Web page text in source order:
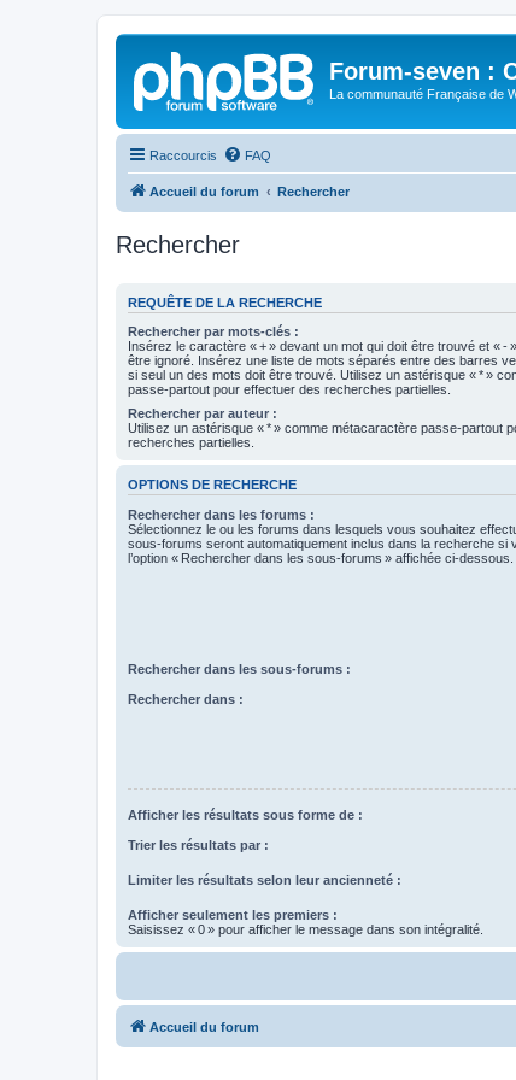
Forum-seven :
La communauté Française de
Raccourcis FAQ
Accueil du forum Rechercher
Rechercher
REQUÊTE DE LA RECHERCHE
Rechercher par mots-clés :
Insérez le caractère « + » devant un mot qui doit être trouvé et « -
être ignoré. Insérez une liste de mots séparés entre des barres
si seul un des mots doit être trouvé. Utilisez un astérisque « * »
passe-partout pour effectuer des recherches partielles.
Rechercher par auteur :
Utilisez un astérisque « * » comme métacaractère passe-partout
recherches partielles.
OPTIONS DE RECHERCHE
Rechercher dans les forums :
Sélectionnez le ou les forums dans lesquels vous souhaitez
sous-forums seront automatiquement inclus dans la recherche si
l’option « Rechercher dans les sous-forums » affichée ci-dessous.
Rechercher dans les sous-forums :
Rechercher dans :
Afficher les résultats sous forme de :
Trier les résultats par :
Limiter les résultats selon leur ancienneté :
Afficher seulement les premiers :
Saisissez « 0 » pour afficher le message dans son intégralité.
Accueil du forum